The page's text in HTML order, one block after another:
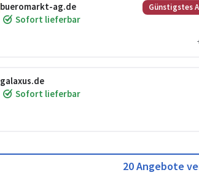
bueromarkt-ag.de
Sofort lieferbar
Günstigstes
galaxus.de
Sofort lieferbar
20 Angebote